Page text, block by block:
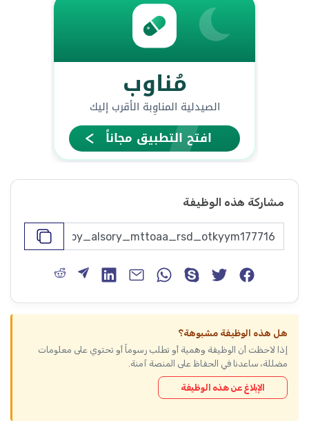
مشاركة هذه الوظيفة
هل هذه الوظيفة مشبوهة؟
إذا لاحظت أن الوظيفة وهمية أو تطلب رسوماً أو تحتوي على معلومات
مضللة، ساعدنا في الحفاظ على المنصة آمنة.
الإبلاغ عن هذه الوظيفة